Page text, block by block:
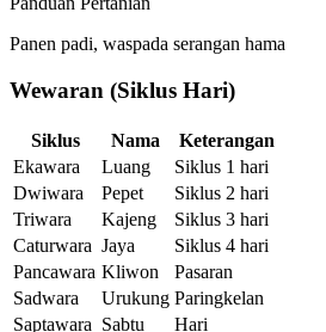
Panen padi, waspada serangan hama
Wewaran (Siklus Hari)
Siklus Nama
Keterangan
Ekawara
Luang
Siklus 1 hari
Dwiwara
Pepet
Siklus 2 hari
Triwara
Kajeng
Siklus 3 hari
Caturwara Jaya
Siklus 4 hari
Pancawara Kliwon
Pasaran
Sadwara
Urukung Paringkelan
Saptawara Sabtu
Hari